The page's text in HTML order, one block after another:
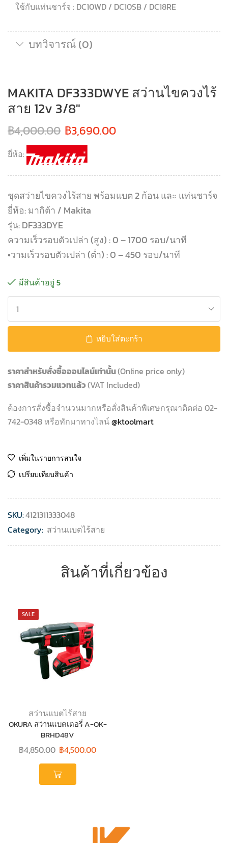
ใช้กับแท่นชาร์จ : DC10WD / DC10SB / DC18RE
บทวิจารณ์ (0)
MAKITA DF333DWYE สว่านไขควงไร้
สาย 12v 3/8″
฿4,000.00 ฿3,690.00
ยี่ห้อ:
ชุดสว่ายไขควงไร้สาย พร้อมแบต 2 ก้อน และ แท่นชาร์จ
ยี่ห้อ: มากิต้า / Makita
รุ่น: DF333DYE
ความเร็วรอบตัวเปล่า (สูง) : 0 – 1700 รอบ/นาที
•วามเร็วรอบตัวเปล่า (ต่ำ) : 0 – 450 รอบ/นาที
มีสินค้าอยู่ 5
หยิบใส่ตะกร้า
ราคาสำหรับสั่งซื้อออนไลน์เท่านั้น(Online price only)
ราคาสินค้ารวมแวทแล้ว(VAT Included)
ต้องการสั่งซื้อจำนวนมากหรือสั่งสินค้าพิเศษกรุณาติดต่อ 02-
742-0348 หรือทักมาทางไลน์@ktoolmart
เพิ่มในรายการสนใจ
เปรียบเทียบสินค้า
SKU:4121311333048
Category: สว่านแบตไร้สาย
สินค้าที่เกี่ยวข้อง
SALE
สว่านแบตไร้สาย
OKURA สว่านแบตเตอรี่ A-OK-
BRHD48V
฿4,850.00 ฿4,500.00